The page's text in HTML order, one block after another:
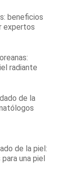
beneficios
expertos
radiante
de la
de la piel:
una piel